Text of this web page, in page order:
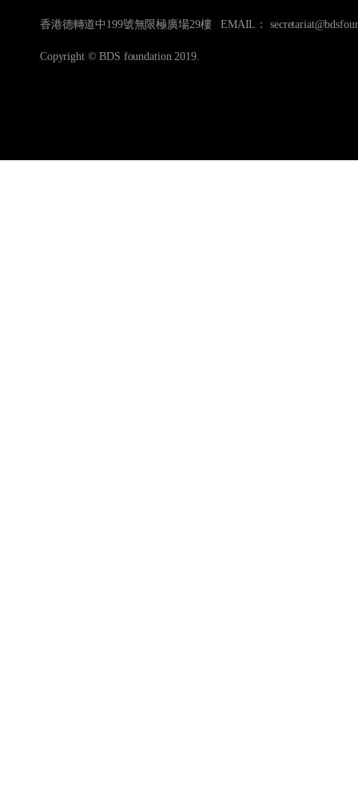
香港德轉道中199號無限極廣場29樓 EMAIL：
Copyright © BDS foundation 2019.